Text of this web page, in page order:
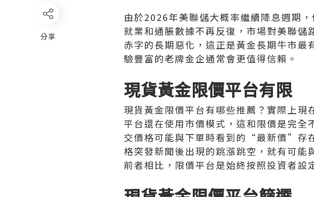
由於2026年美聯儲大概率繼續降息週期
就業和通脹數據不再反復，市場對美聯
赤字的長期惡化，這正是黃金長期牛市
驗豐富的老牌金企通常會更值得信賴。
現貨黃金限價平台有限
現貨黃金限價平台有哪些推薦？實際上
平台還在使用市價模式，這和限價是完
交價格可能與下單時看到的“最新價”存
格突發新聞後出現的跳漲跳空，就有可
前者相比，限價平台是始終按照投資者
分享